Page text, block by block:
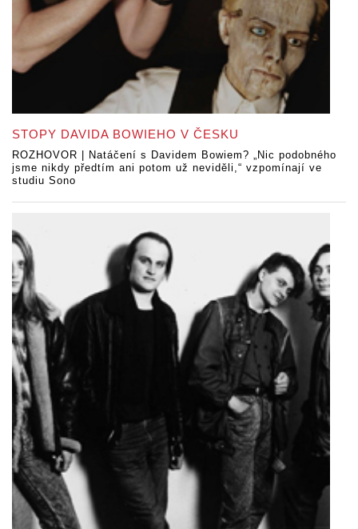
STOPY DAVIDA BOWIEHO V ČESKU
ROZHOVOR | Natáčení s Davidem Bowiem? „Nic podobného
jsme nikdy předtím ani potom už neviděli,“ vzpomínají ve
studiu Sono